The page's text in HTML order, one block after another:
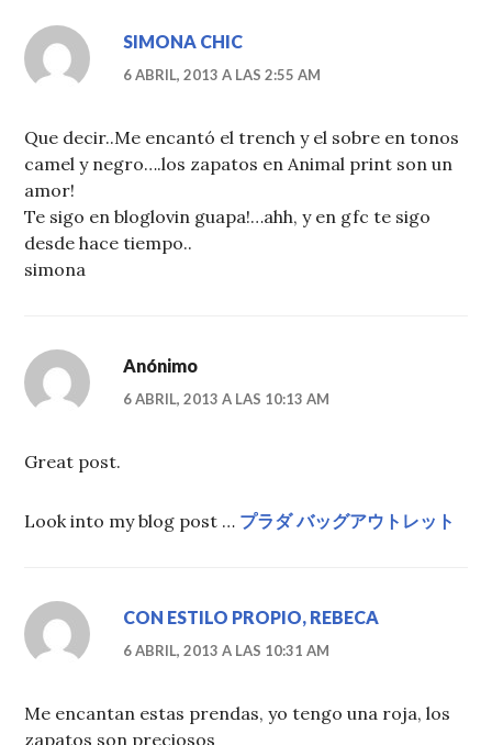
SIMONA CHIC
6 ABRIL, 2013 A LAS 2:55 AM
Que decir..Me encantó el trench y el sobre en tonos
camel y negro….los zapatos en Animal print son un
amor!
Te sigo en bloglovin guapa!…ahh, y en gfc te sigo
desde hace tiempo..
simona
Anónimo
6 ABRIL, 2013 A LAS 10:13 AM
Great post.
Look into my blog post … プラダ バッグアウトレット
CON ESTILO PROPIO, REBECA
6 ABRIL, 2013 A LAS 10:31 AM
Me encantan estas prendas, yo tengo una roja, los
zapatos son preciosos